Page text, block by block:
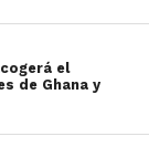
el
de Ghana y